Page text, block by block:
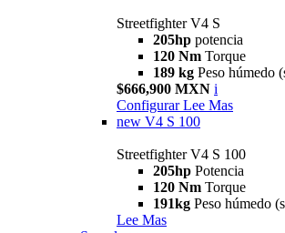
Streetfighter V4 S
205hp potencia
120 Nm Torque
189 kg Peso húmedo
$666,900 MXN i
Configurar Lee Mas
new V4 S 100
Streetfighter V4 S 100
205hp Potencia
120 Nm Torque
191kg Peso húmedo
Lee Mas